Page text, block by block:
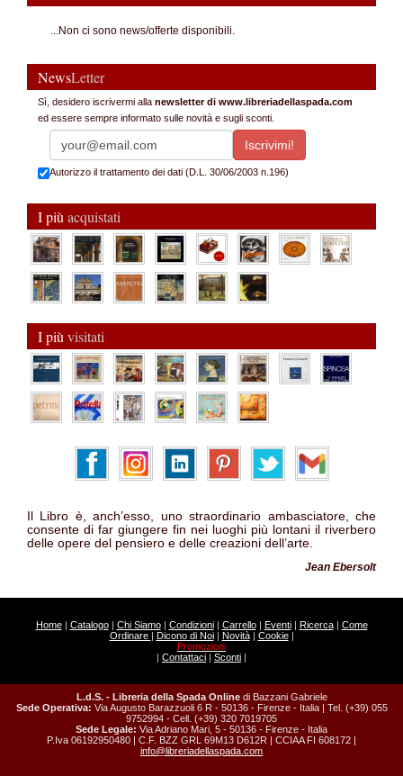
...Non ci sono news/offerte disponibili.
NewsLetter
Sì, desidero iscrivermi alla newsletter di www.libreriadellaspada.com
ed essere sempre informato sulle novità e sugli sconti.
Autorizzo il trattamento dei dati (D.L. 30/06/2003 n.196)
I più acquistati
I più visitati
Il Libro è, anch’esso, uno straordinario ambasciatore, che
consente di far giungere fin nei luoghi più lontani il riverbero
delle opere del pensiero e delle creazioni dell’arte.
Jean Ebersolt
Home| Catalogo| Chi Siamo| Condizioni| Carrello| Eventi| Ricerca| Come
Ordinare | Dicono di Noi| Novità| Cookie|
Promozioni
| Contattaci | Sconti |
L.d.S. - Libreria della Spada Online di Bazzani Gabriele
Sede Operativa: Via Augusto Barazzuoli 6 R - 50136 - Firenze - Italia | Tel. (+39) 055
9752994 - Cell. (+39) 320 7019705
Sede Legale: Via Adriano Mari, 5 - 50136 - Firenze - Italia
P.Iva 06192950480 | C.F. BZZ GRL 69M13 D612R | CCIAA FI 608172 |
info@libreriadellaspada.com